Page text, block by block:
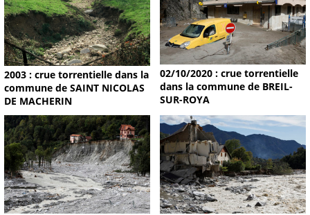
2003 : crue torrentielle dans la
commune de SAINT NICOLAS
DE MACHERIN
02/10/2020 : crue torrentielle
dans la commune de BREIL-
SUR-ROYA